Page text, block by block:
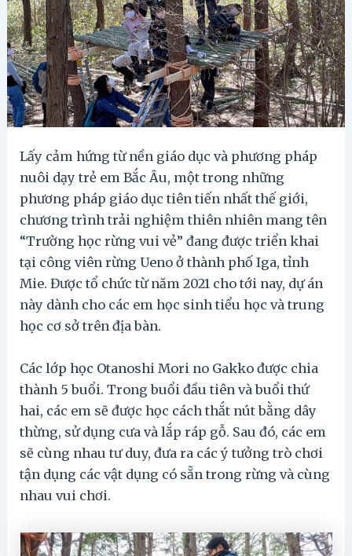
Lấy cảm hứng từ nền giáo dục và phương pháp
nuôi dạy trẻ em Bắc Âu, một trong những
phương pháp giáo dục tiên tiến nhất thế giới,
chương trình trải nghiệm thiên nhiên mang tên
“Trường học rừng vui vẻ” đang được triển khai
tại công viên rừng Ueno ở thành phố Iga, tỉnh
Mie. Được tổ chức từ năm 2021 cho tới nay, dự án
này dành cho các em học sinh tiểu học và trung
học cơ sở trên địa bàn.
Các lớp học Otanoshi Mori no Gakko được chia
thành 5 buổi. Trong buổi đầu tiên và buổi thứ
hai, các em sẽ được học cách thắt nút bằng dây
thừng, sử dụng cưa và lắp ráp gỗ. Sau đó, các em
sẽ cùng nhau tư duy, đưa ra các ý tưởng trò chơi
tận dụng các vật dụng có sẵn trong rừng và cùng
nhau vui chơi.